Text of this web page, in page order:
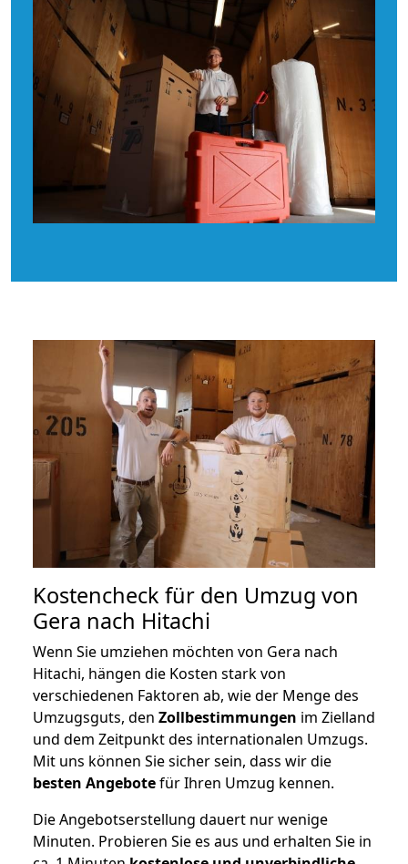
Kostencheck für den Umzug von
Gera nach Hitachi
Wenn Sie umziehen möchten von Gera nach
Hitachi, hängen die Kosten stark von
verschiedenen Faktoren ab, wie der Menge des
Umzugsguts, den Zollbestimmungen im Zielland
und dem Zeitpunkt des internationalen Umzugs.
Mit uns können Sie sicher sein, dass wir die
besten Angebotefür Ihren Umzug kennen.
Die Angebotserstellung dauert nur wenige
Minuten. Probieren Sie es aus und erhalten Sie in